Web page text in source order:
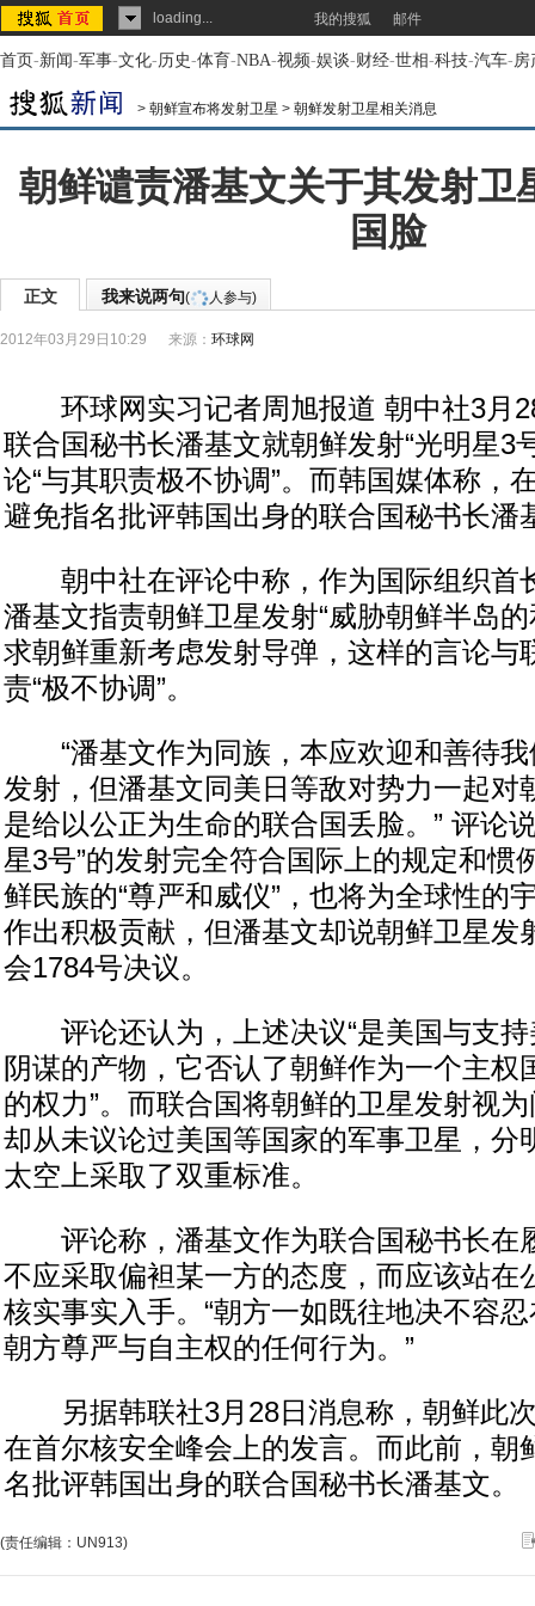
loading... 我的搜狐 邮件
首页-新闻-军事-文化-历史-体育-NBA-视频-娱谈-财经-世相-科技-汽车-房
> 朝鲜宣布将发射卫星 > 朝鲜发射卫星相关消息
朝鲜谴责潘基文关于其发射卫
国脸
正文 我来说两句( 人参与)
2012年03月29日10:29 来源： 环球网
环球网实习记者周旭报道 朝中社3月
联合国秘书长潘基文就朝鲜发射“光明星3
论“与其职责极不协调”。而韩国媒体称，
避免指名批评韩国出身的联合国秘书长潘
朝中社在评论中称，作为国际组织首
潘基文指责朝鲜卫星发射“威胁朝鲜半岛
求朝鲜重新考虑发射导弹，这样的言论与
责“极不协调”。
“潘基文作为同族，本应欢迎和善待我
发射，但潘基文同美日等敌对势力一起对
是给以公正为生命的联合国丢脸。” 评论
星3号”的发射完全符合国际上的规定和惯
鲜民族的“尊严和威仪”，也将为全球性的
作出积极贡献，但潘基文却说朝鲜卫星发
会1784号决议。
评论还认为，上述决议“是美国与支持
阴谋的产物，它否认了朝鲜作为一个主权
的权力”。而联合国将朝鲜的卫星发射视
却从未议论过美国等国家的军事卫星，分
太空上采取了双重标准。
评论称，潘基文作为联合国秘书长在
不应采取偏袒某一方的态度，而应该站在
核实事实入手。“朝方一如既往地决不容
朝方尊严与自主权的任何行为。”
另据韩联社3月28日消息称，朝鲜此
在首尔核安全峰会上的发言。而此前，朝
名批评韩国出身的联合国秘书长潘基文。
(责任编辑：UN913)